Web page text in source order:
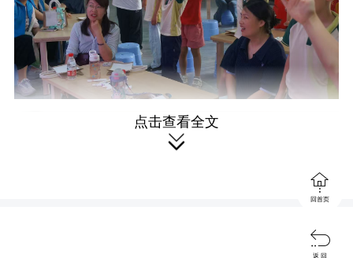
点击查看全文


回首页

返 回